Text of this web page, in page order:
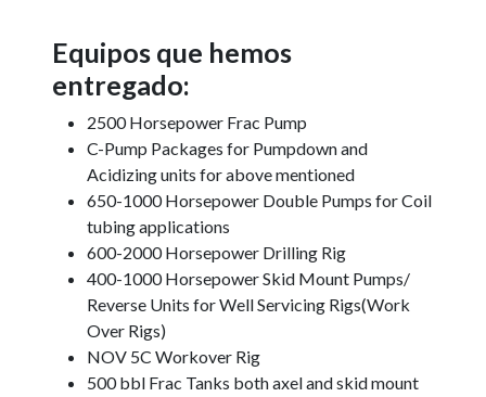
Equipos que hemos
entregado:
2500 Horsepower Frac Pump
C-Pump Packages for Pumpdown and
Acidizing units for above mentioned
650-1000 Horsepower Double Pumps for Coil
tubing applications
600-2000 Horsepower Drilling Rig
400-1000 Horsepower Skid Mount Pumps/
Reverse Units for Well Servicing Rigs(Work
Over Rigs)
NOV 5C Workover Rig
500 bbl Frac Tanks both axel and skid mount